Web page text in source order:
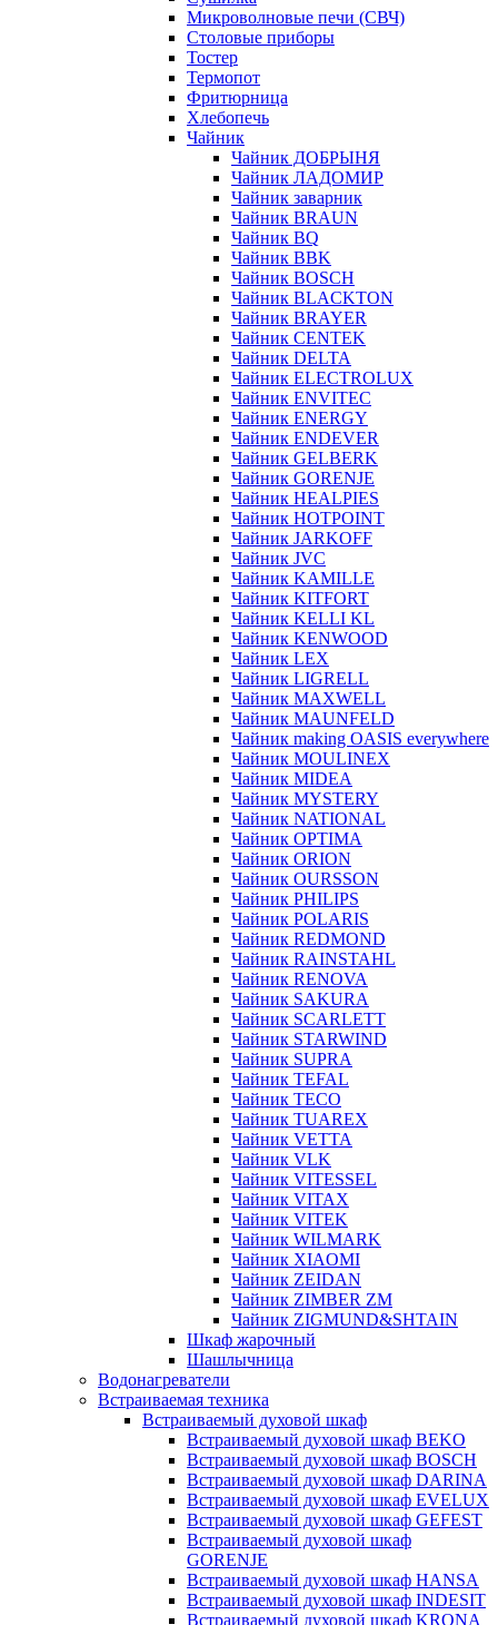
Микроволновые печи (СВЧ)
Столовые приборы
Тостер
Термопот
Фритюрница
Хлебопечь
Чайник
Чайник ДОБРЫНЯ
Чайник ЛАДОМИР
Чайник заварник
Чайник BRAUN
Чайник BQ
Чайник BBK
Чайник BOSCH
Чайник BLACKTON
Чайник BRAYER
Чайник CENTEK
Чайник DELTA
Чайник ELECTROLUX
Чайник ENVITEC
Чайник ENERGY
Чайник ENDEVER
Чайник GELBERK
Чайник GORENJE
Чайник HEALPIES
Чайник HOTPOINT
Чайник JARKOFF
Чайник JVC
Чайник KAMILLE
Чайник KITFORT
Чайник KELLI KL
Чайник KENWOOD
Чайник LEX
Чайник LIGRELL
Чайник MAXWELL
Чайник MAUNFELD
Чайник making OASIS everywhere
Чайник MOULINEX
Чайник MIDEA
Чайник MYSTERY
Чайник NATIONAL
Чайник OPTIMA
Чайник ORION
Чайник OURSSON
Чайник PHILIPS
Чайник POLARIS
Чайник REDMOND
Чайник RAINSTAHL
Чайник RENOVA
Чайник SAKURA
Чайник SCARLETT
Чайник STARWIND
Чайник SUPRA
Чайник TEFAL
Чайник TECO
Чайник TUAREX
Чайник VETTA
Чайник VLK
Чайник VITESSEL
Чайник VITAX
Чайник VITEK
Чайник WILMARK
Чайник XIAOMI
Чайник ZEIDAN
Чайник ZIMBER ZM
Чайник ZIGMUND&SHTAIN
Шкаф жарочный
Шашлычница
Водонагреватели
Встраиваемая техника
Встраиваемый духовой шкаф
Встраиваемый духовой шкаф BEKO
Встраиваемый духовой шкаф BOSCH
Встраиваемый духовой шкаф DARINA
Встраиваемый духовой шкаф EVELUX
Встраиваемый духовой шкаф GEFEST
Встраиваемый духовой шкаф
GORENJE
Встраиваемый духовой шкаф HANSA
Встраиваемый духовой шкаф INDESIT
Встраиваемый духовой шкаф KRONA